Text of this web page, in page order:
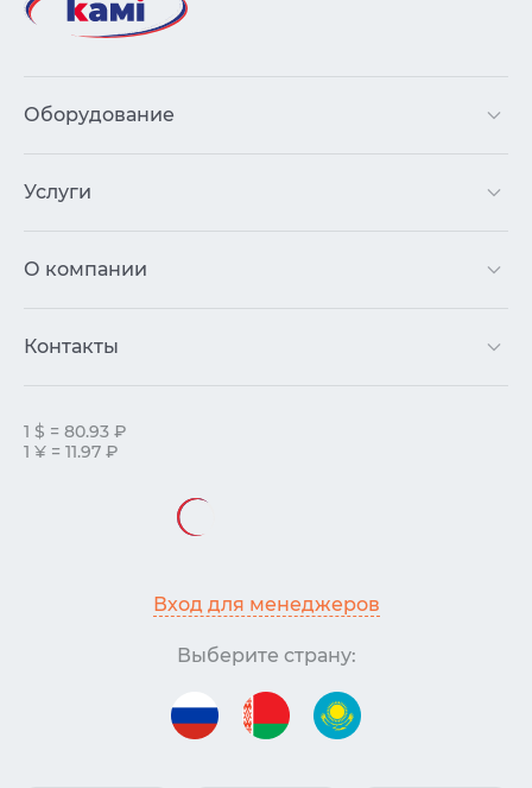
Оборудование
Услуги
О компании
Контакты
1 $ = 80.93 ₽
1 ¥ = 11.97 ₽
Вход для менеджеров
Выберите страну: